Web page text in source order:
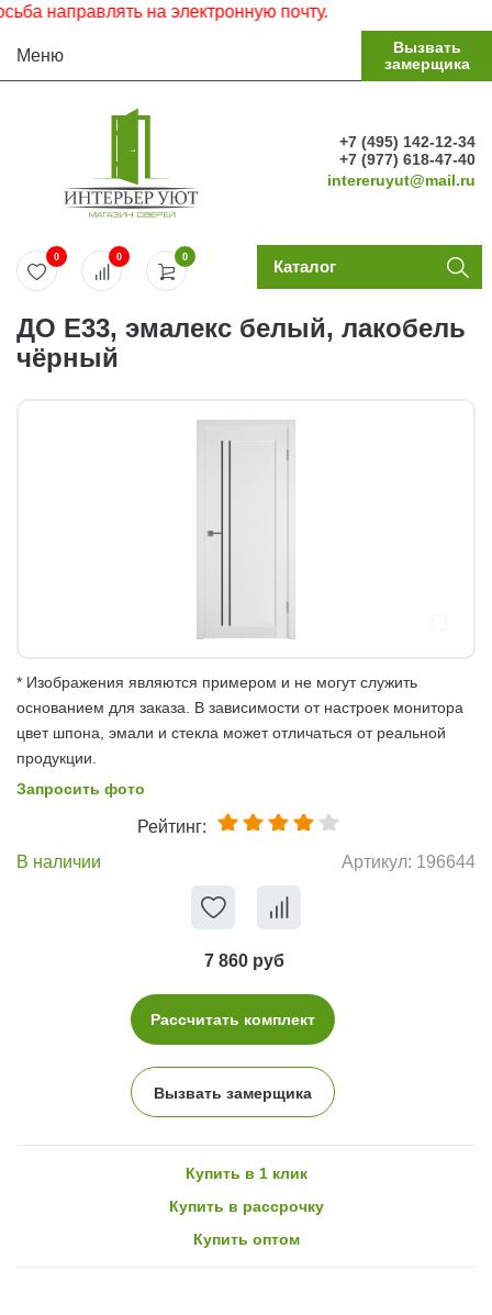
направлять на электронную почту.
Меню
Вызвать
замерщика
+7 (495) 142-12-34
+7 (977) 618-47-40
intereruyut@mail.ru
0
0 0 Каталог
ДО E33, эмалекс белый, лакобель
чёрный
* Изображения являются примером и не могут служить
основанием для заказа. В зависимости от настроек монитора
цвет шпона, эмали и стекла может отличаться от реальной
продукции.
Запросить фото
Рейтинг:
В наличии
Артикул: 196644
7 860 руб
Рассчитать комплект
Вызвать замерщика
Купить в 1 клик
Купить в рассрочку
Купить оптом